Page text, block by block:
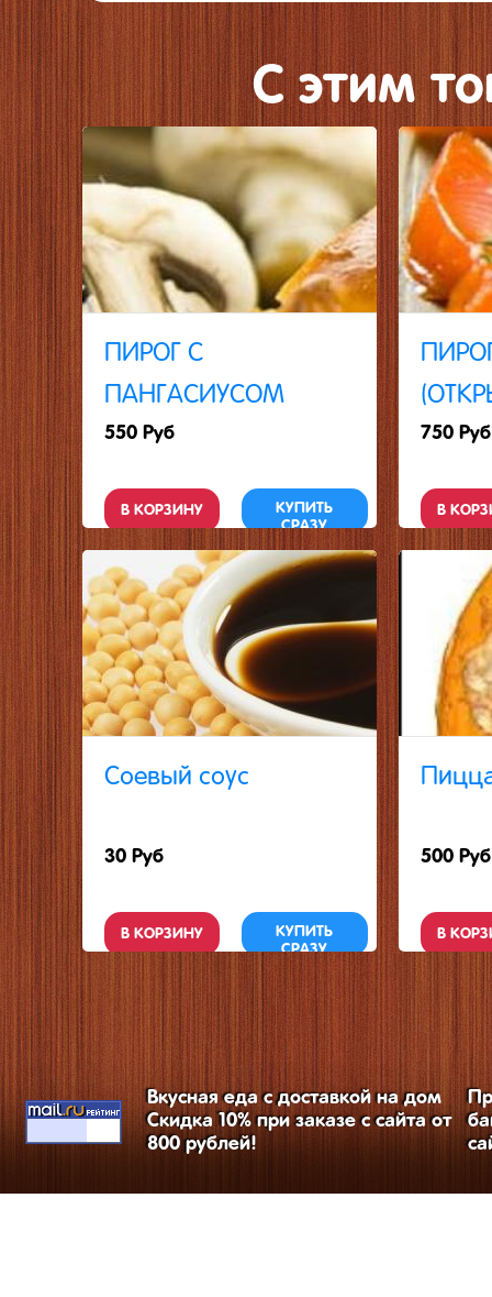
C этим
ПИРОГ C
ПАНГАСИУСОМ
550 Руб
В КОРЗИНУ
КУПИТЬ
СРАЗУ
750 Руб
В
Соевый соус
30 Руб
В КОРЗИНУ
КУПИТЬ
СРАЗУ
500 Руб
В
Вкусная еда с доставкой на дом
Скидка 10% при заказе с сайта от
800 рублей!